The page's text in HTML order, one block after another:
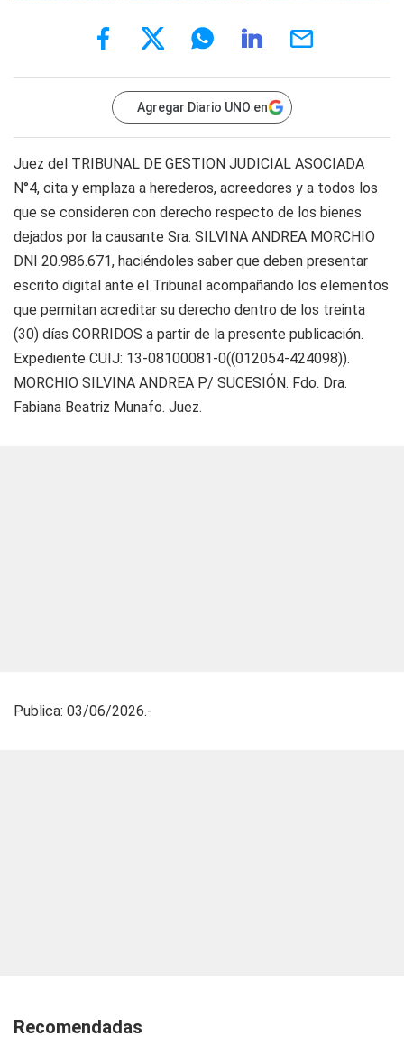
Agregar Diario UNO en
Juez del TRIBUNAL DE GESTION JUDICIAL ASOCIADA
N°4, cita y emplaza a herederos, acreedores y a todos los
que se consideren con derecho respecto de los bienes
dejados por la causante Sra. SILVINA ANDREA MORCHIO
DNI 20.986.671, haciéndoles saber que deben presentar
escrito digital ante el Tribunal acompañando los elementos
que permitan acreditar su derecho dentro de los treinta
(30) días CORRIDOS a partir de la presente publicación.
Expediente CUIJ: 13-08100081-0((012054-424098)).
MORCHIO SILVINA ANDREA P/ SUCESIÓN. Fdo. Dra.
Fabiana Beatriz Munafo. Juez.
Publica: 03/06/2026.-
Recomendadas